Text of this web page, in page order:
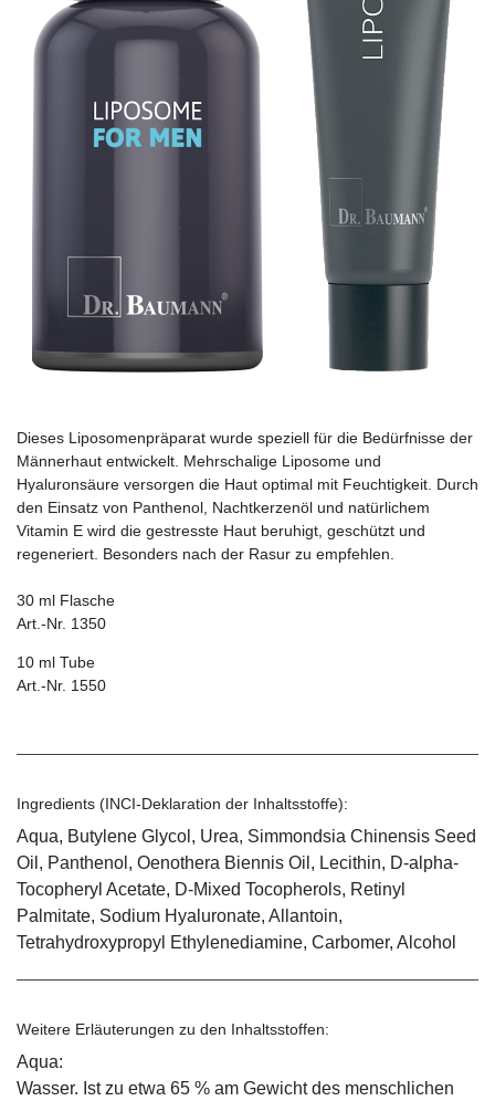
Dieses Liposomenpräparat wurde speziell für die Bedürfnisse der
Männerhaut entwickelt. Mehrschalige Liposome und
Hyaluronsäure versorgen die Haut optimal mit Feuchtigkeit. Durch
den Einsatz von Panthenol, Nachtkerzenöl und natürlichem
Vitamin E wird die gestresste Haut beruhigt, geschützt und
regeneriert. Besonders nach der Rasur zu empfehlen.
30 ml Flasche
Art.-Nr. 1350
10 ml Tube
Art.-Nr. 1550
Ingredients (INCI-Deklaration der Inhaltsstoffe):
Aqua, Butylene Glycol, Urea, Simmondsia Chinensis Seed
Oil, Panthenol, Oenothera Biennis Oil, Lecithin, D-alpha-
Tocopheryl Acetate, D-Mixed Tocopherols, Retinyl
Palmitate, Sodium Hyaluronate, Allantoin,
Tetrahydroxypropyl Ethylenediamine, Carbomer, Alcohol
Weitere Erläuterungen zu den Inhaltsstoffen:
Aqua:
Wasser. Ist zu etwa 65 % am Gewicht des menschlichen